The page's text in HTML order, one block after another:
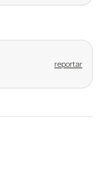
reportar